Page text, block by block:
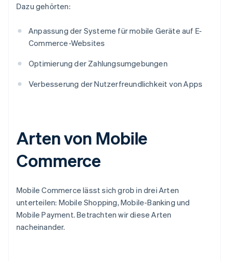
Dazu gehörten:
Anpassung der Systeme für mobile Geräte auf E-
Commerce-Websites
Optimierung der Zahlungsumgebungen
Verbesserung der Nutzerfreundlichkeit von Apps
Arten von Mobile
Commerce
Mobile Commerce lässt sich grob in drei Arten
unterteilen: Mobile Shopping, Mobile-Banking und
Mobile Payment. Betrachten wir diese Arten
nacheinander.